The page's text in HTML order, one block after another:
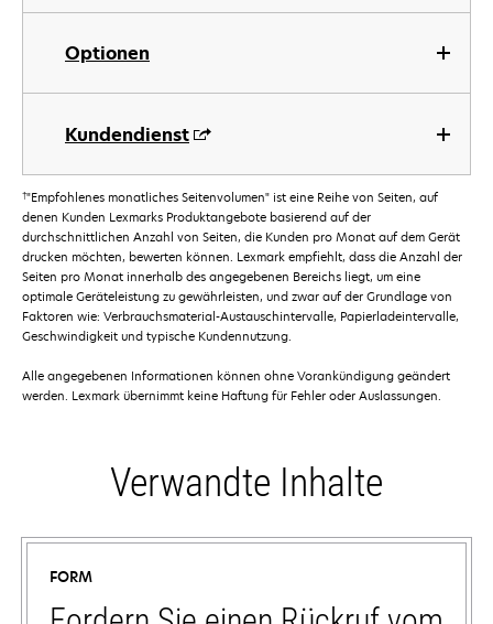
Optionen
Kundendienst
†"Empfohlenes monatliches Seitenvolumen" ist eine Reihe von Seiten, auf
denen Kunden Lexmarks Produktangebote basierend auf der
durchschnittlichen Anzahl von Seiten, die Kunden pro Monat auf dem Gerät
drucken möchten, bewerten können. Lexmark empfiehlt, dass die Anzahl der
Seiten pro Monat innerhalb des angegebenen Bereichs liegt, um eine
optimale Geräteleistung zu gewährleisten, und zwar auf der Grundlage von
Faktoren wie: Verbrauchsmaterial-Austauschintervalle, Papierladeintervalle,
Geschwindigkeit und typische Kundennutzung.
Alle angegebenen Informationen können ohne Vorankündigung geändert
werden. Lexmark übernimmt keine Haftung für Fehler oder Auslassungen.
Verwandte Inhalte
FORM